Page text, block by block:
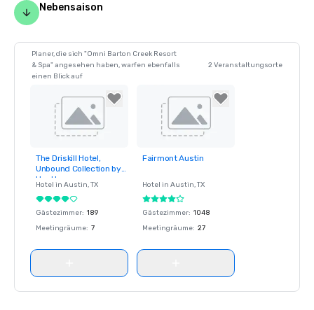
Nebensaison
Planer, die sich "Omni Barton Creek Resort
& Spa" angesehen haben, warfen ebenfalls
einen Blick auf
2 Veranstaltungsorte
Removed from
favorites
The Driskill Hotel,
Unbound Collection by
Hyatt
Hotel in Austin, TX
Gästezimmer: 189
Meetingräume: 7
Removed from
Fairmont Austin
Hotel in Austin, TX
Gästezimmer: 1048
Meetingräume: 27